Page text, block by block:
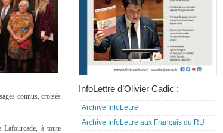
connus, croisés
Lafourcade, à toute
InfoLettre d’Olivier Cadic :
Archive InfoLettre
Archive InfoLettre aux Français du RU